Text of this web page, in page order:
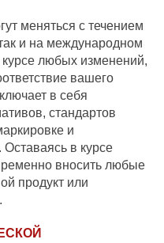
меняться с течением
и на международном
любых изменений,
вашего
в себя
стандартов
и
Оставаясь в курсе
вносить любые
продукт или